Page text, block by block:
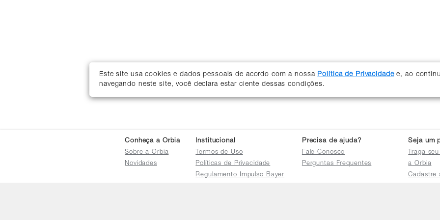
Este site usa cookies e dados pessoais de acordo com a nossa Política de Privacidadee, ao
navegando neste site, você declara estar ciente dessas condições.
Conheça a Orbia
Sobre a Orbia
Novidades
Institucional
Termos de Uso
Políticas de Privacidade
Regulamento Impulso Bayer
Precisa de ajuda?
Fale Conosco
Perguntas Frequentes
Seja um
Traga
a Orbia
Cadastre